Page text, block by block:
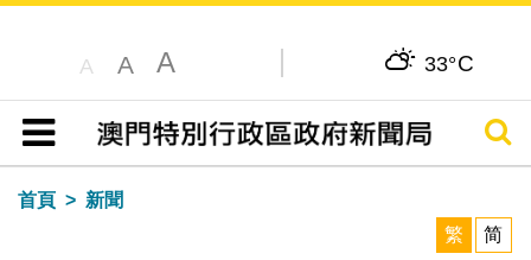
A A A 33°C
目錄
搜尋
首頁
新聞
繁
简